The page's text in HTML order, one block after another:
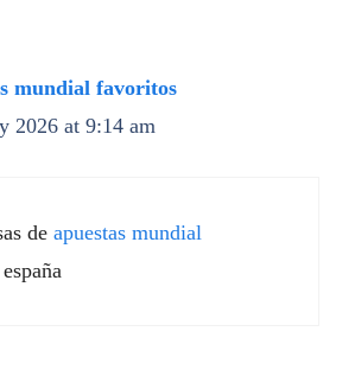
mundial favoritos
2026 at 9:14 am
de apuestas mundial